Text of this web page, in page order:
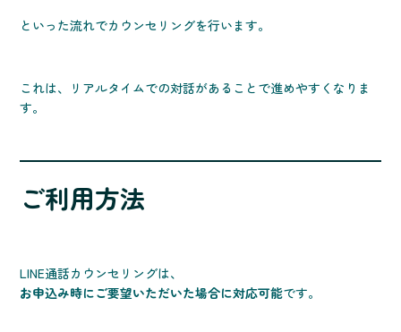
といった流れでカウンセリングを行います。
これは、リアルタイムでの対話があることで進めやすくなりま
す。
ご利用方法
LINE通話カウンセリングは、
お申込み時にご要望いただいた場合に対応可能です。